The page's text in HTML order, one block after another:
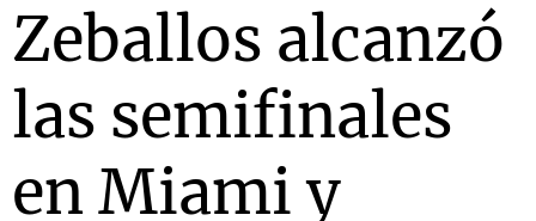
Zeballos alcanzó
las semifinales
en Miami y